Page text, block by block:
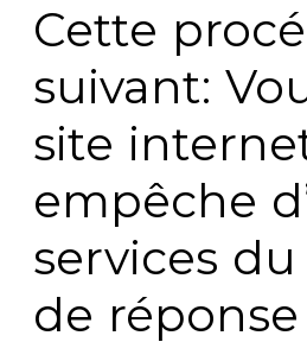
Cette
suivant:
site
empêche
services
de